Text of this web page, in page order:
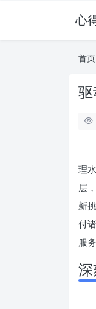
心
首页
理
层
新
付
服